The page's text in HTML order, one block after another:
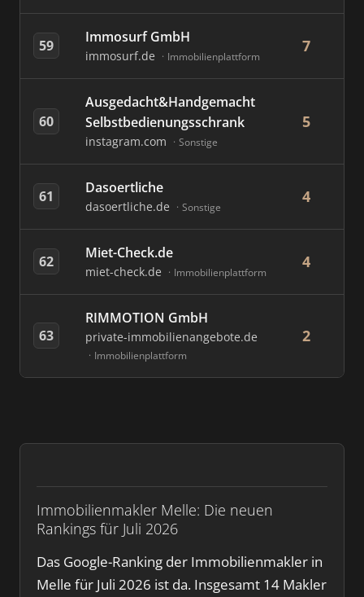
Immobilienmakler Melle: Die neuen
Rankings für Juli 2026
Das Google-Ranking der Immobilienmakler in
Melle für Juli 2026 ist da. Insgesamt 14 Makler
59 Immosurf GmbH
immosurf.de Immobilienplattform
7
60
Ausgedacht&Handgemacht
Selbstbedienungsschrank
instagram.com Sonstige
5
61 Dasoertliche
dasoertliche.de Sonstige
4
62 Miet-Check.de
miet-check.de Immobilienplattform
4
63
RIMMOTION GmbH
private-immobilienangebote.de
Immobilienplattform
2